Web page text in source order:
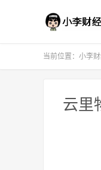
当前位置： 小李
云里